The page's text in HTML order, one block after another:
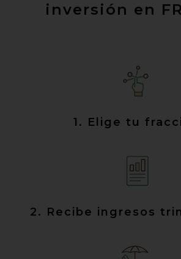
inversión en
1. Elige tu
2. Recibe ingresos